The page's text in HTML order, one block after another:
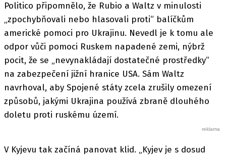
Politico připomnělo, že Rubio a Waltz v minulosti
„zpochybňovali nebo hlasovali proti“ balíčkům
americké pomoci pro Ukrajinu. Nevedl je k tomu ale
odpor vůči pomoci Ruskem napadené zemi, nýbrž
pocit, že se „nevynakládají dostatečné prostředky“
na zabezpečení jižní hranice USA. Sám Waltz
navrhoval, aby Spojené státy zcela zrušily omezení
způsobů, jakými Ukrajina používá zbraně dlouhého
doletu proti ruskému území.
V Kyjevu tak začíná panovat klid. „Kyjev je s dosud